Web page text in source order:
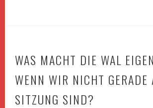
WAS MACHT DIE WAL
WENN WIR NICHT GERADE
SITZUNG SIND?